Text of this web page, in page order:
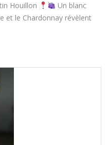
Houillon
Un blanc
et le Chardonnay révèlent